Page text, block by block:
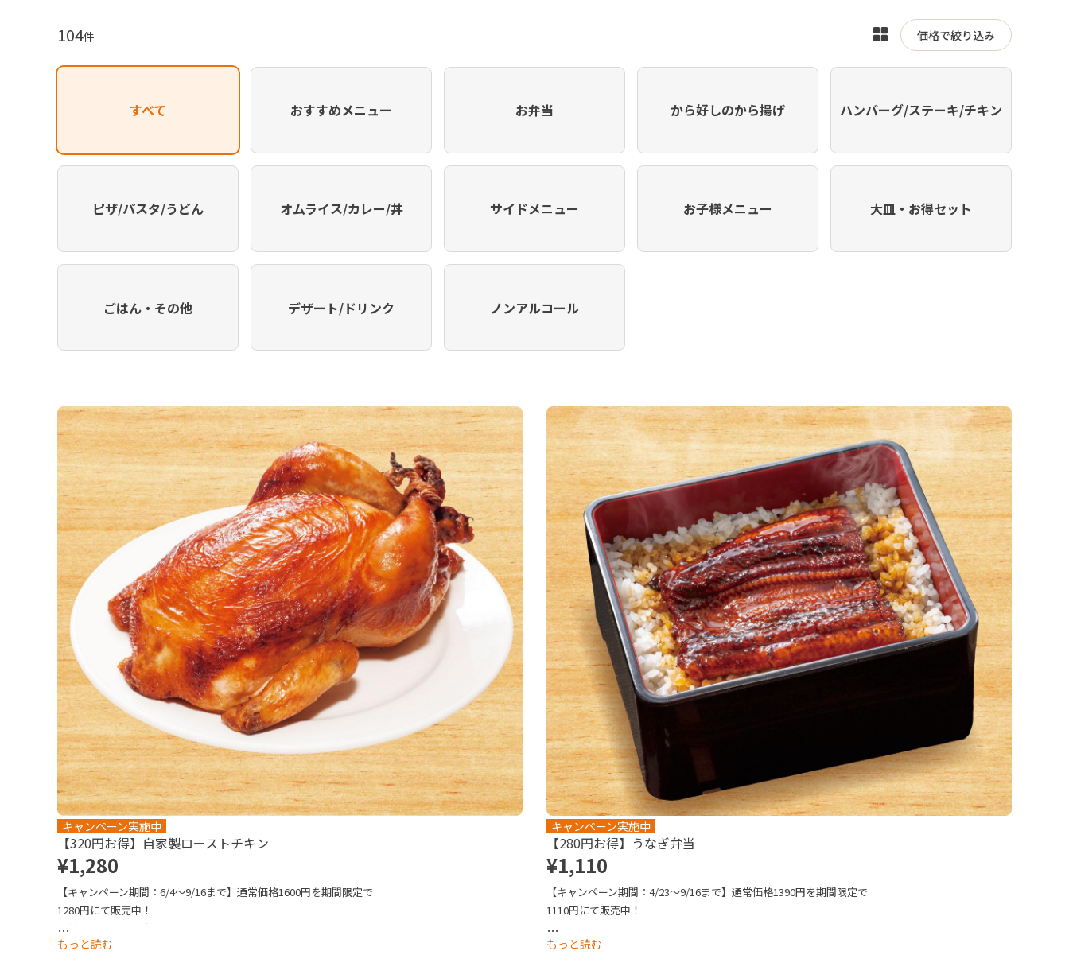
104件
表
り
え
価格で絞り込み
すべて おすすめメニュー お弁当 から好しのから揚げ ハンバーグ/ステーキ/チキン
ピザ/パスタ/うどん オムライス/カレー/丼 サイドメニュー お子様メニュー 大皿・お得セット
ごはん・その他 デザート/ドリンク ノンアルコール
キャンペーン実施中
【320円お得】自家製ローストチキン
¥1,280
【キャンペーン期間：6/4～9/16まで】通常価格1600円を期間限定で
1280円にて販売中！
自社工場で丸ごと焼き上げた鶏肉は、しっとりやわらか。食卓を豪華
に彩る一品です。
…
もっと読む
キャンペーン実施中
【280円お得】うなぎ弁当
¥1,110
【キャンペーン期間：4/23～9/16まで】通常価格1390円を期間限定で
1110円にて販売中！
「ふっくらやわらか」な自慢のうなぎ。ほどよく香ばしさを残したう
なぎと甘すぎずキレのある焼きダレが相性抜群。※うなぎには小骨が
…
もっと読む